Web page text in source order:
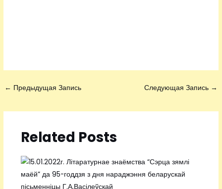
← Предыдущая Запись Следующая Запись →
Related Posts